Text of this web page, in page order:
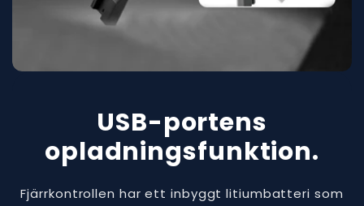
USB-portens
opladningsfunktion.
Fjärrkontrollen har ett inbyggt litiumbatteri som